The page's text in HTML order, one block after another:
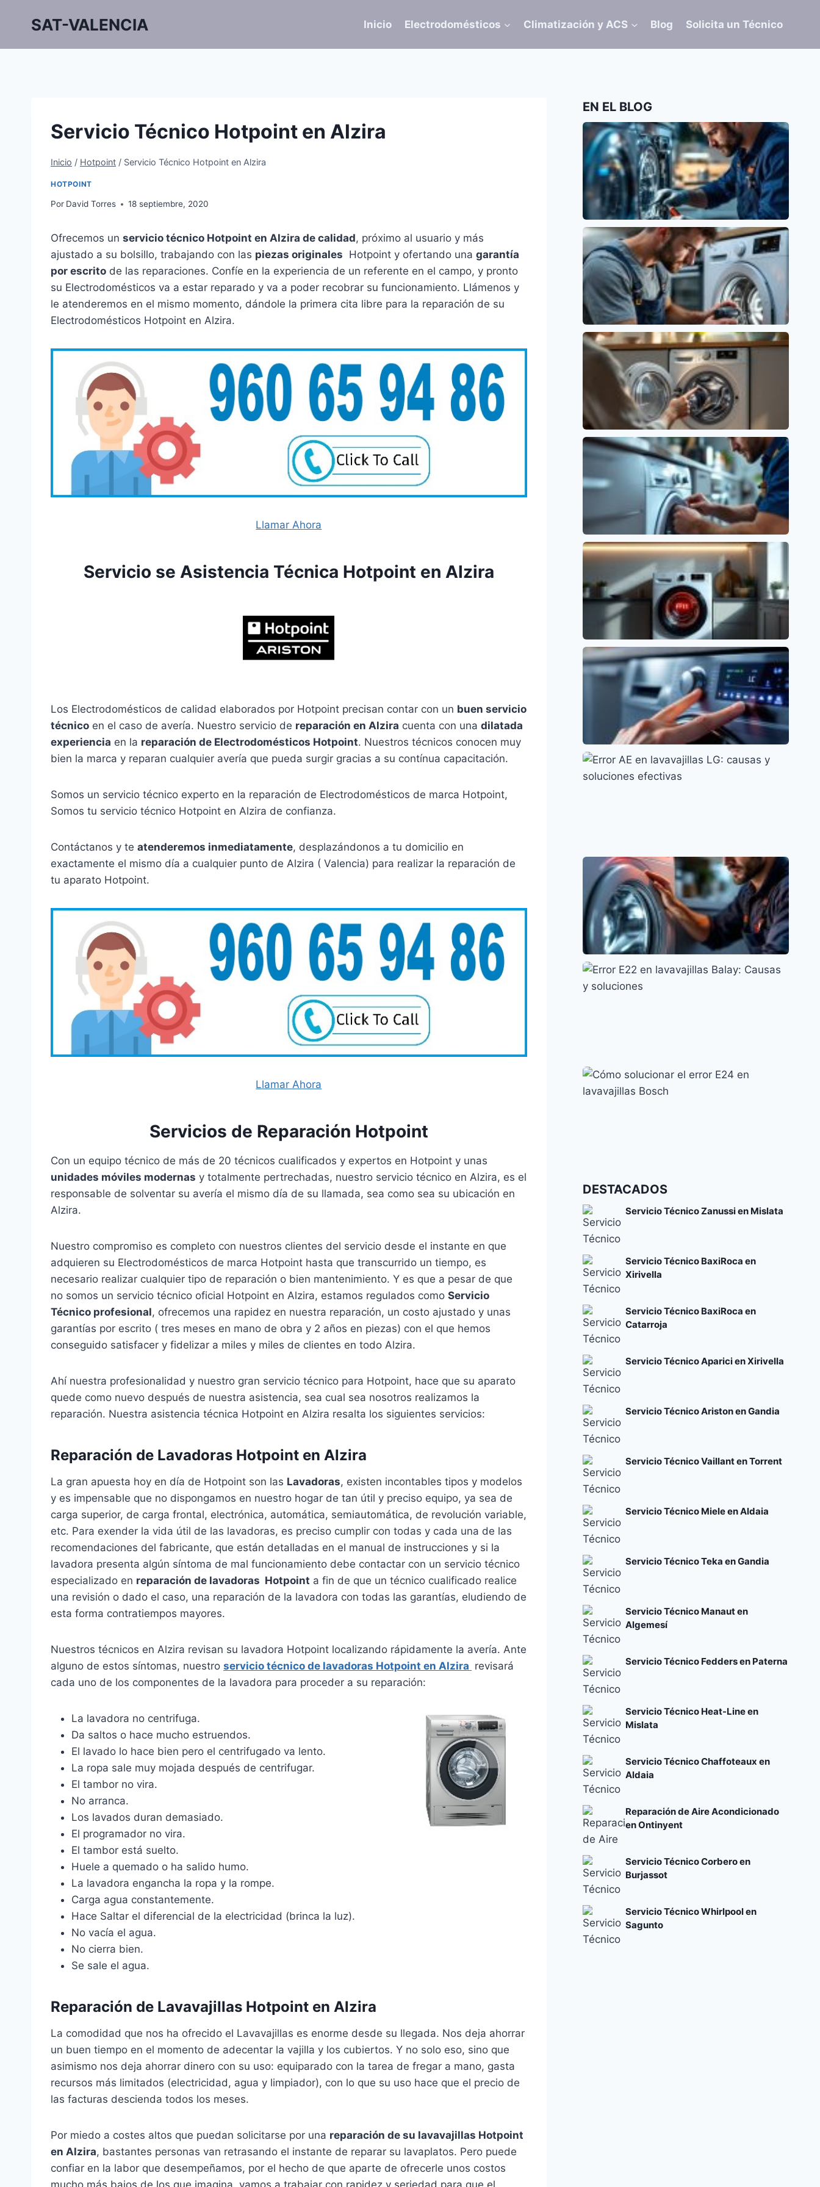
SAT-VALENCIA Inicio Electrodomésticos Climatización y ACS Blog Solicita un Técnico
Servicio Técnico Hotpoint en Alzira
Inicio / Hotpoint / Servicio Técnico Hotpoint en Alzira
HOTPOINT
Por David Torres 18 septiembre, 2020
Ofrecemos un servicio técnico Hotpoint en Alzira de calidad, próximo al usuario y más
ajustado a su bolsillo, trabajando con las piezas originales Hotpoint y ofertando una garantía
por escrito de las reparaciones. Confíe en la experiencia de un referente en el campo, y pronto
su Electrodomésticos va a estar reparado y va a poder recobrar su funcionamiento. Llámenos y
le atenderemos en el mismo momento, dándole la primera cita libre para la reparación de su
Electrodomésticos Hotpoint en Alzira.
Llamar Ahora
Servicio se Asistencia Técnica Hotpoint en Alzira
Los Electrodomésticos de calidad elaborados por Hotpoint precisan contar con un buen servicio
técnico en el caso de avería. Nuestro servicio de reparación en Alzira cuenta con una dilatada
experiencia en la reparación de Electrodomésticos Hotpoint. Nuestros técnicos conocen muy
bien la marca y reparan cualquier avería que pueda surgir gracias a su contínua capacitación.
Somos un servicio técnico experto en la reparación de Electrodomésticos de marca Hotpoint,
Somos tu servicio técnico Hotpoint en Alzira de confianza.
Contáctanos y te atenderemos inmediatamente, desplazándonos a tu domicilio en
exactamente el mismo día a cualquier punto de Alzira ( Valencia) para realizar la reparación de
tu aparato Hotpoint.
Llamar Ahora
Servicios de Reparación Hotpoint
Con un equipo técnico de más de 20 técnicos cualificados y expertos en Hotpoint y unas
unidades móviles modernas y totalmente pertrechadas, nuestro servicio técnico en Alzira, es el
responsable de solventar su avería el mismo día de su llamada, sea como sea su ubicación en
Alzira.
Nuestro compromiso es completo con nuestros clientes del servicio desde el instante en que
adquieren su Electrodomésticos de marca Hotpoint hasta que transcurrido un tiempo, es
necesario realizar cualquier tipo de reparación o bien mantenimiento. Y es que a pesar de que
no somos un servicio técnico oficial Hotpoint en Alzira, estamos regulados como Servicio
Técnico profesional, ofrecemos una rapidez en nuestra reparación, un costo ajustado y unas
garantías por escrito ( tres meses en mano de obra y 2 años en piezas) con el que hemos
conseguido satisfacer y fidelizar a miles y miles de clientes en todo Alzira.
Ahí nuestra profesionalidad y nuestro gran servicio técnico para Hotpoint, hace que su aparato
quede como nuevo después de nuestra asistencia, sea cual sea nosotros realizamos la
reparación. Nuestra asistencia técnica Hotpoint en Alzira resalta los siguientes servicios:
Reparación de Lavadoras Hotpoint en Alzira
La gran apuesta hoy en día de Hotpoint son las Lavadoras, existen incontables tipos y modelos
y es impensable que no dispongamos en nuestro hogar de tan útil y preciso equipo, ya sea de
carga superior, de carga frontal, electrónica, automática, semiautomática, de revolución variable,
etc. Para exender la vida útil de las lavadoras, es preciso cumplir con todas y cada una de las
recomendaciones del fabricante, que están detalladas en el manual de instrucciones y si la
lavadora presenta algún síntoma de mal funcionamiento debe contactar con un servicio técnico
especializado en reparación de lavadoras Hotpoint a fin de que un técnico cualificado realice
una revisión o dado el caso, una reparación de la lavadora con todas las garantías, eludiendo de
esta forma contratiempos mayores.
Nuestros técnicos en Alzira revisan su lavadora Hotpoint localizando rápidamente la avería. Ante
alguno de estos síntomas, nuestro servicio técnico de lavadoras Hotpoint en Alzira revisará
cada uno de los componentes de la lavadora para proceder a su reparación:
La lavadora no centrifuga.
Da saltos o hace mucho estruendos.
El lavado lo hace bien pero el centrifugado va lento.
La ropa sale muy mojada después de centrifugar.
El tambor no vira.
No arranca.
Los lavados duran demasiado.
El programador no vira.
El tambor está suelto.
Huele a quemado o ha salido humo.
La lavadora engancha la ropa y la rompe.
Carga agua constantemente.
Hace Saltar el diferencial de la electricidad (brinca la luz).
No vacía el agua.
No cierra bien.
Se sale el agua.
Reparación de Lavavajillas Hotpoint en Alzira
La comodidad que nos ha ofrecido el Lavavajillas es enorme desde su llegada. Nos deja ahorrar
un buen tiempo en el momento de adecentar la vajilla y los cubiertos. Y no solo eso, sino que
asimismo nos deja ahorrar dinero con su uso: equiparado con la tarea de fregar a mano, gasta
recursos más limitados (electricidad, agua y limpiador), con lo que su uso hace que el precio de
las facturas descienda todos los meses.
Por miedo a costes altos que puedan solicitarse por una reparación de su lavavajillas Hotpoint
en Alzira, bastantes personas van retrasando el instante de reparar su lavaplatos. Pero puede
confiar en la labor que desempeñamos, por el hecho de que aparte de ofrecerle unos costos
EN EL BLOG
Error E15 en Lavavajillas Siemens: Causas y
Soluciones
Siemens
Error E01 en Lavavajillas Beko: Causas y
Soluciones
Códigos de error y su significado
Lavavajillas Candy: Soluciona el Error E2
fácilmente
Códigos de error y su significado
Cómo resolver el error F15 en lavavajillas
Indesit
Códigos de error y su significado
Solución al Error F11 en Lavavajillas
Whirlpool
Códigos de error y su significado
Error LC en Lavavajillas Samsung: Causas y
Soluciones
Error AE en lavavajillas LG: causas y
soluciones efectivas
Códigos de error y su significado
Lavavajillas AEG Error i30: Significado y
Solución
Error E22 en lavavajillas Balay: Causas y
soluciones
Códigos de error y su significado
Bosch
Códigos de error y su significado
DESTACADOS
Servicio Técnico Zanussi en Mislata
Servicio Técnico BaxiRoca en
Xirivella
Servicio Técnico BaxiRoca en
Catarroja
Servicio Técnico Aparici en Xirivella
Servicio Técnico Ariston en Gandia
Servicio Técnico Vaillant en Torrent
Servicio Técnico Miele en Aldaia
Servicio Técnico Teka en Gandia
Servicio Técnico Manaut en
Algemesí
Servicio Técnico Fedders en Paterna
Servicio Técnico Heat-Line en
Mislata
Servicio Técnico Chaffoteaux en
Aldaia
Reparación de Aire Acondicionado
en Ontinyent
Servicio Técnico Corbero en
Burjassot
Servicio Técnico Whirlpool en
Sagunto